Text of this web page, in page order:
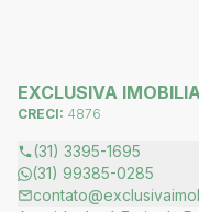
EXCLUSIVA
CRECI: 4876
(31) 3395-1695
(31) 99385-0285